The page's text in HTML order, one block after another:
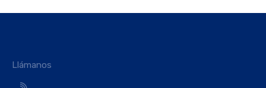
Llámanos